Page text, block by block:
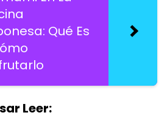
Qué Es
Leer: